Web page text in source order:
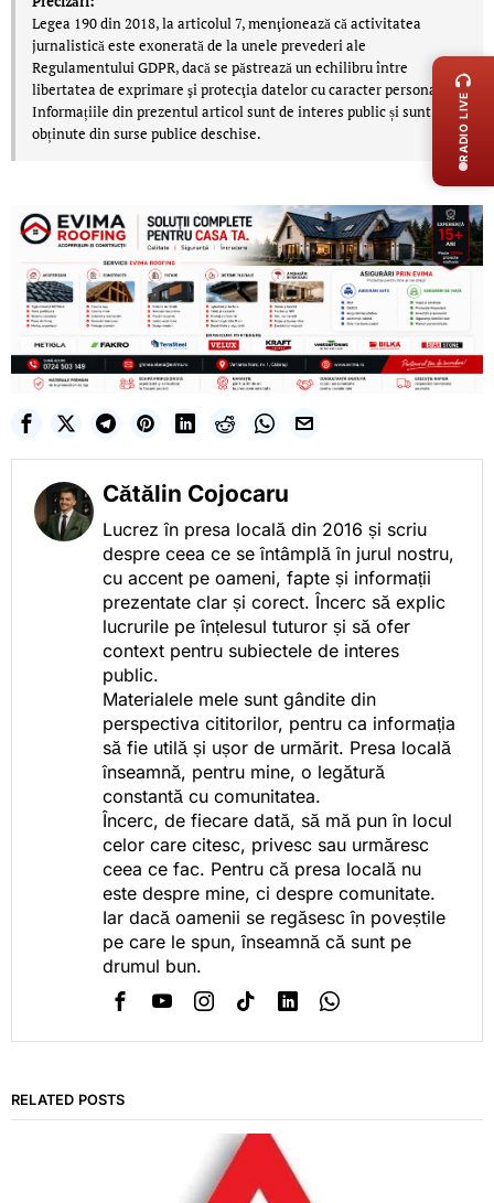
Legea 190 din 2018, la articolul 7, menţionează că activitatea
jurnalistică este exonerată de la unele prevederi ale
Regulamentului GDPR, dacă se păstrează un echilibru între
libertatea de exprimare şi protecţia datelor cu caracter personal.
Informațiile din prezentul articol sunt de interes public și sunt
obținute din surse publice deschise.
Cătălin Cojocaru
Lucrez în presa locală din 2016 și scriu
despre ceea ce se întâmplă în jurul nostru,
cu accent pe oameni, fapte și informații
prezentate clar și corect. Încerc să explic
lucrurile pe înțelesul tuturor și să ofer
context pentru subiectele de interes
public.
Materialele mele sunt gândite din
perspectiva cititorilor, pentru ca informația
să fie utilă și ușor de urmărit. Presa locală
înseamnă, pentru mine, o legătură
constantă cu comunitatea.
Încerc, de fiecare dată, să mă pun în locul
celor care citesc, privesc sau urmăresc
ceea ce fac. Pentru că presa locală nu
este despre mine, ci despre comunitate.
Iar dacă oamenii se regăsesc în poveștile
pe care le spun, înseamnă că sunt pe
drumul bun.
RELATED POSTS
RADIO LIVE